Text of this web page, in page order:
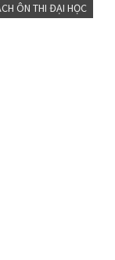
ÔN THI ĐẠI HỌC